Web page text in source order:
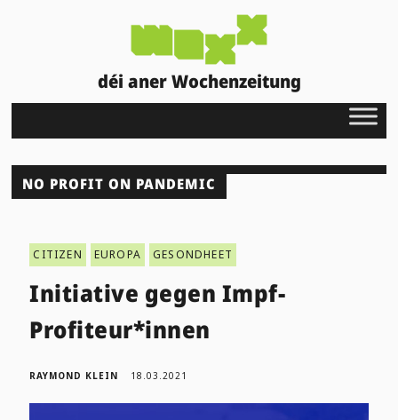
déi aner Wochenzeitung
NO PROFIT ON PANDEMIC
CITIZEN EUROPA GESONDHEET
Initiative gegen Impf-
Profiteur*innen
RAYMOND KLEIN 18.03.2021